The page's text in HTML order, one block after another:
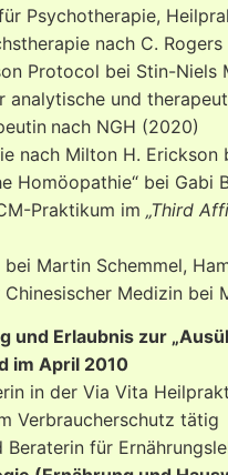
Psychotherapie,
nach C.
Protocol bei Stin-Niels
und
nach NGH (2020)
nach Milton H.
Homöopathie“ bei Gabi
Praktikum im „Third
Martin Schemmel,
Medizin bei
Erlaubnis zur
im April 2010
in der Via Vita
Verbraucherschutz tätig
für